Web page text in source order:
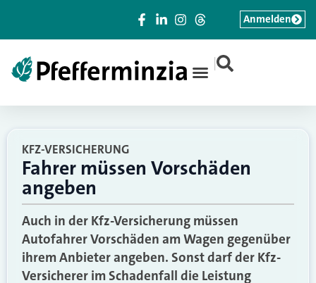
|
Anmelden
KFZ-VERSICHERUNG
Fahrer müssen Vorschäden
angeben
Auch in der Kfz-Versicherung müssen
Autofahrer Vorschäden am Wagen gegenüber
ihrem Anbieter angeben. Sonst darf der Kfz-
Versicherer im Schadenfall die Leistung